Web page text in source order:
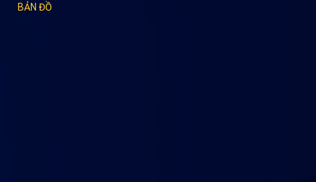
BẢN ĐỒ